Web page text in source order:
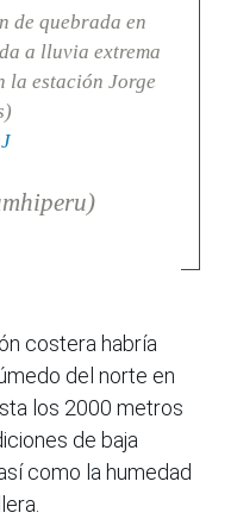
de quebrada en
a lluvia extrema
la estación Jorge
costera habría
del norte en
los 2000 metros
de baja
como la humedad